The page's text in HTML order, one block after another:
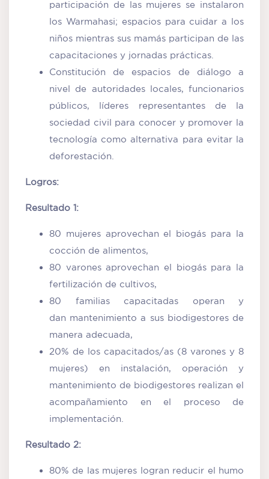
participación de las mujeres se instalaron
los Warmahasi; espacios para cuidar a los
niños mientras sus mamás participan de las
capacitaciones y jornadas prácticas.
Constitución de espacios de diálogo a
nivel de autoridades locales, funcionarios
públicos, líderes representantes de la
sociedad civil para conocer y promover la
tecnología como alternativa para evitar la
deforestación.
Logros:
Resultado 1:
80 mujeres aprovechan el biogás para la
cocción de alimentos,
80 varones aprovechan el biogás para la
fertilización de cultivos,
80 familias capacitadas operan y
dan mantenimiento a sus biodigestores de
manera adecuada,
20% de los capacitados/as (8 varones y 8
mujeres) en instalación, operación y
mantenimiento de biodigestores realizan el
acompañamiento en el proceso de
implementación.
Resultado 2:
80% de las mujeres logran reducir el humo